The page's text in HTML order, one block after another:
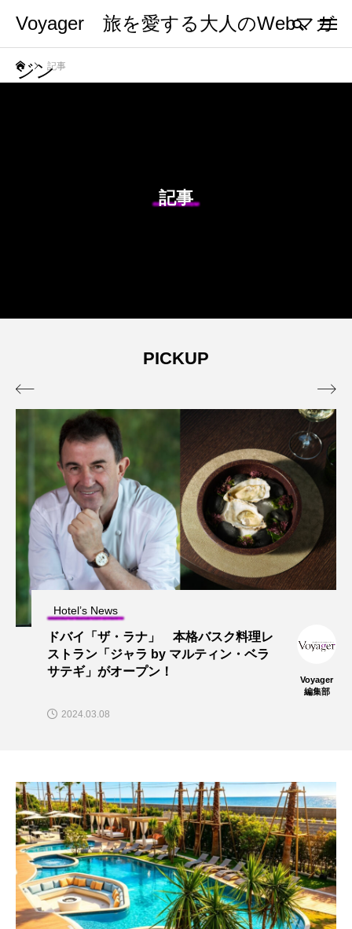
Voyager 旅を愛する大人のWebマガ
ジン記事
記事
PICKUP
Hotel’s News
ドバイ「ザ・ラナ」 本格バスク料理レ
ストラン「ジャラ by マルティン・ベラ
サテギ」がオープン！
Voyager
編集部
2024.03.08
 